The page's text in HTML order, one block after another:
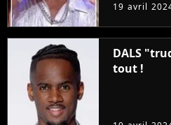
19 avril
DALS
tout !